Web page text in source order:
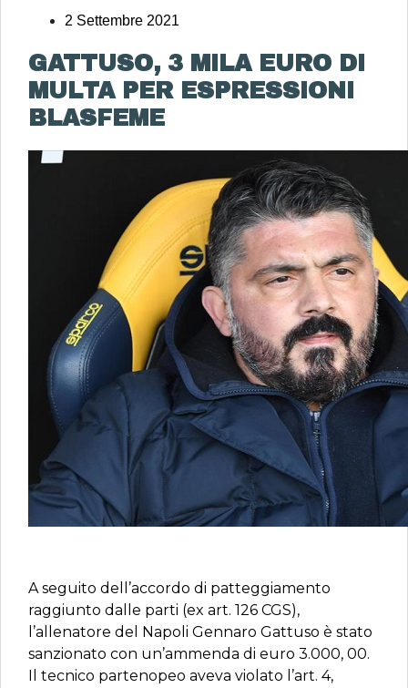
2 Settembre 2021
GATTUSO, 3 MILA EURO DI
MULTA PER ESPRESSIONI
BLASFEME
A seguito dell’accordo di patteggiamento
raggiunto dalle parti (ex art. 126 CGS),
l’allenatore del Napoli Gennaro Gattuso è stato
sanzionato con un’ammenda di euro 3.000, 00.
Il tecnico partenopeo aveva violato l’art. 4,